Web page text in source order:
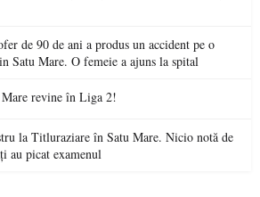
de 90 de ani a produs un accident pe o
Satu Mare. O femeie a ajuns la spital
revine în Liga 2!
la Titluraziare în Satu Mare. Nicio notă de
au picat examenul